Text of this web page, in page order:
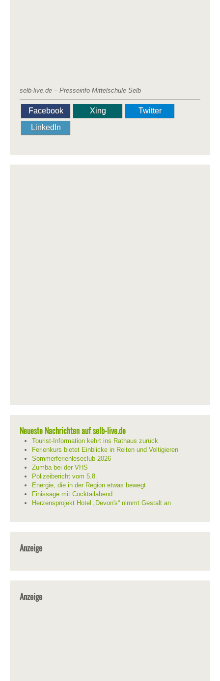
selb-live.de – Presseinfo Mittelschule Selb
Facebook Xing
Twitter
LinkedIn
Neueste Nachrichten auf selb-live.de
Tourist-Information kehrt ins Rathaus zurück
Ferienkurs bietet Einblicke in Reiten und Voltigieren
Sommerferienleseclub 2026
Zumba bei der VHS
Polizeibericht vom 5.8.
Energie, die in der Region etwas bewegt
Finissage mit Cocktailabend
Herzensprojekt Hotel „Devon's“ nimmt Gestalt an
Anzeige
Anzeige